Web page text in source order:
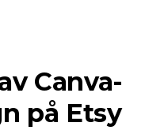
Canva-
på Etsy